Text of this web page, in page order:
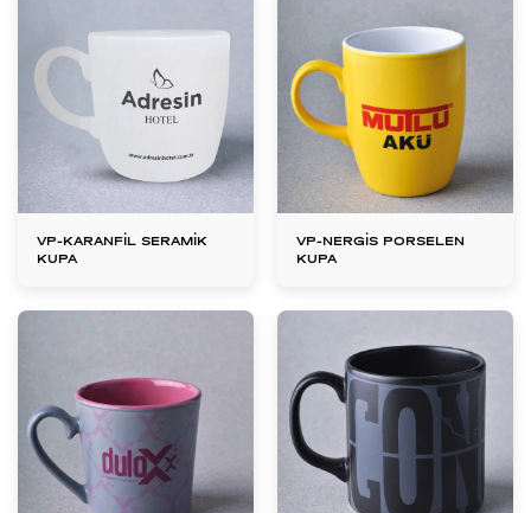
VP-KARANFİL SERAMİK
KUPA
VP-NERGİS PORSELEN
KUPA